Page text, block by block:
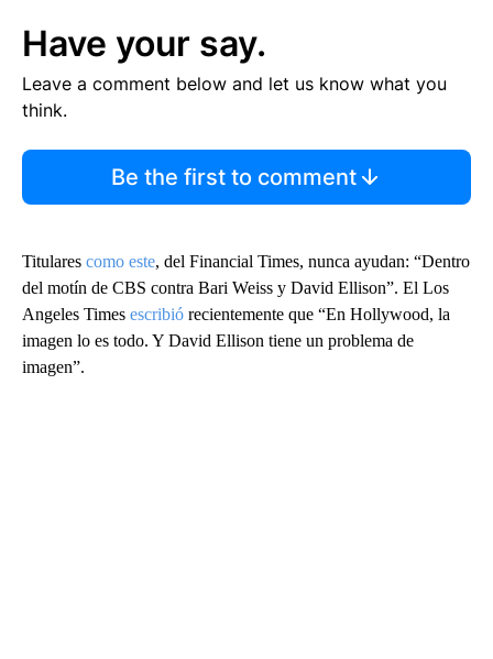
Have your say.
Leave a comment below and let us know what you
think.
Be the first to comment
Titulares como este, del Financial Times, nunca ayudan: “Dentro
del motín de CBS contra Bari Weiss y David Ellison”. El Los
Angeles Times escribió recientemente que “En Hollywood, la
imagen lo es todo. Y David Ellison tiene un problema de
imagen”.